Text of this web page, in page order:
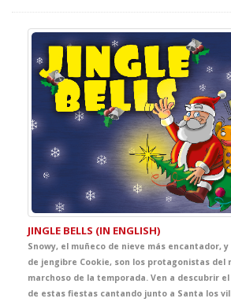
JINGLE BELLS (IN ENGLISH)
Snowy, el muñeco de nieve más encantador,
de jengibre Cookie, son los protagonistas del
marchoso de la temporada. Ven a descubrir
de estas fiestas cantando junto a Santa los